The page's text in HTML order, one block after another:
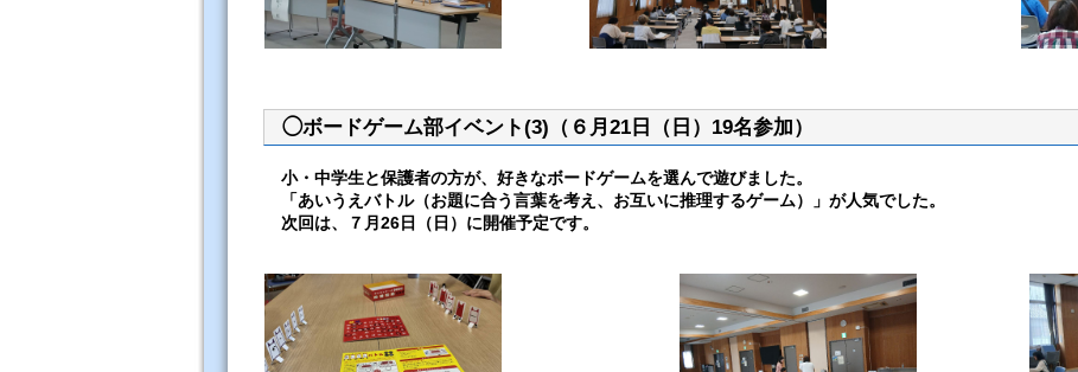
◯ボードゲーム部イベント(3)（６月21日（日）19名参加）
小・中学生と保護者の方が、好きなボードゲームを選んで遊びました。
「あいうえバトル（お題に合う言葉を考え、お互いに推理するゲーム）」が人気でした。
次回は、７月26日（日）に開催予定です。